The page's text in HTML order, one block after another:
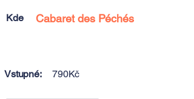
Kde Cabaret des Péchés
Vstupné: 790Kč